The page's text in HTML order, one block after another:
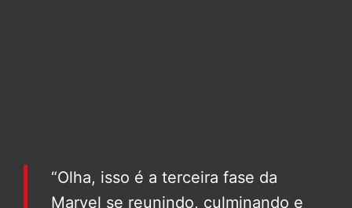
“Olha, isso é a terceira fase da
Marvel se reunindo, culminando e